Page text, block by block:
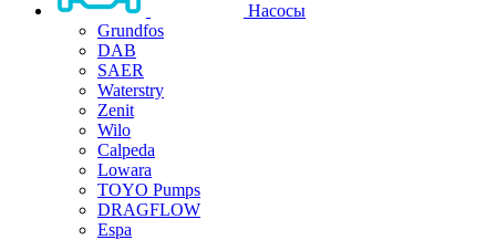
Насосы
Grundfos
DAB
SAER
Waterstry
Zenit
Wilo
Calpeda
Lowara
TOYO Pumps
DRAGFLOW
Espa